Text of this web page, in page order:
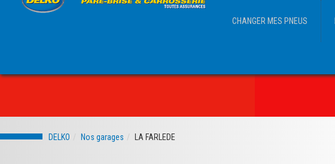
CHANGER MES PNEUS
DELKO Nos garages LA FARLEDE